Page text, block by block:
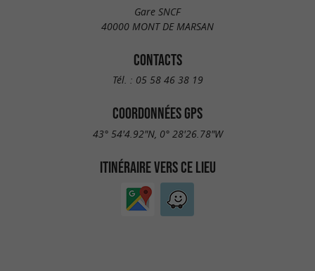
Gare SNCF
40000 MONT DE MARSAN
CONTACTS
Tél. : 05 58 46 38 19
COORDONNÉES GPS
43° 54'4.92"N, 0° 28'26.78"W
ITINÉRAIRE VERS CE LIEU